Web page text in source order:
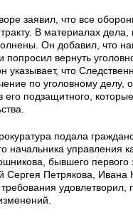
заявил, что все
В материалах дела,
Он добавил, что
попросил вернуть
указывает, что
по уголовному делу,
подзащитного, которые,
подала
управления
бывшего первого
Сергея Петрякова, Ивана
удовлетворил,